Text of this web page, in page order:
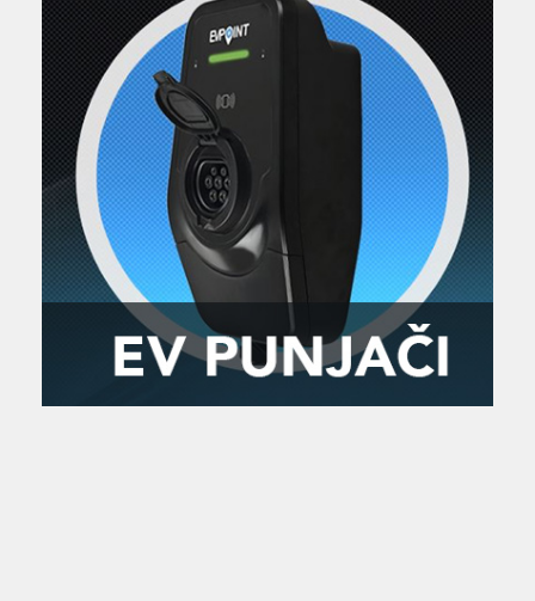
Moto servisi
Impressum
Dario Dinter - Moto TOZ
Igor Kreč - UmPaDrum
Igor Kukec Brmbi
Slaven Gajdek
MTC - Moto Tour Croatia
Moto putopisi
Vikend vožnje
Zanimljivost
Najave i noviteti